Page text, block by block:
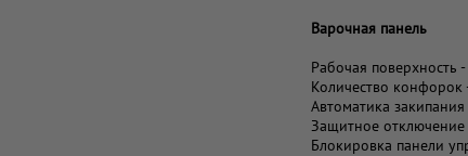
Варочная панель
Рабочая поверхность
Количество конфорок
Автоматика закипания
Защитное отключение
Блокировка панели